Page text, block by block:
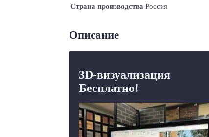
Страна производства Россия
Описание
3D-визуализация
Бесплатно!